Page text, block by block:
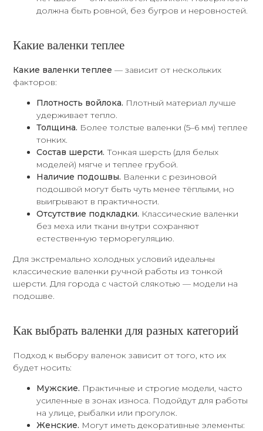
должна быть ровной, без бугров и неровностей.
Какие валенки теплее
Какие валенки теплее — зависит от нескольких
факторов:
Плотность войлока. Плотный материал лучше
удерживает тепло.
Толщина. Более толстые валенки (5–6 мм) теплее
тонких.
Состав шерсти. Тонкая шерсть (для белых
моделей) мягче и теплее грубой.
Наличие подошвы. Валенки с резиновой
подошвой могут быть чуть менее тёплыми, но
выигрывают в практичности.
Отсутствие подкладки. Классические валенки
без меха или ткани внутри сохраняют
естественную терморегуляцию.
Для экстремально холодных условий идеальны
классические валенки ручной работы из тонкой
шерсти. Для города с частой слякотью — модели на
подошве.
Как выбрать валенки для разных категорий
Подход к выбору валенок зависит от того, кто их
будет носить:
Мужские. Практичные и строгие модели, часто
усиленные в зонах износа. Подойдут для работы
на улице, рыбалки или прогулок.
Женские. Могут иметь декоративные элементы: